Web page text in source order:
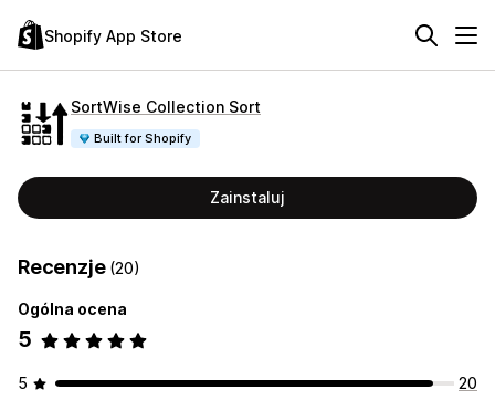
Shopify App Store
SortWise Collection Sort
Built for Shopify
Zainstaluj
Recenzje (20)
Ogólna ocena
5
5
20